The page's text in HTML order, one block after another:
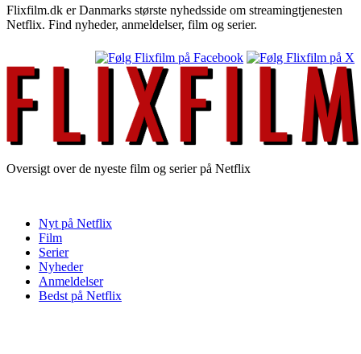
Flixfilm.dk er Danmarks største nyhedsside om streamingtjenesten
Netflix. Find nyheder, anmeldelser, film og serier.
Oversigt over de nyeste film og serier på Netflix
Nyt på Netflix
Film
Serier
Nyheder
Anmeldelser
Bedst på Netflix